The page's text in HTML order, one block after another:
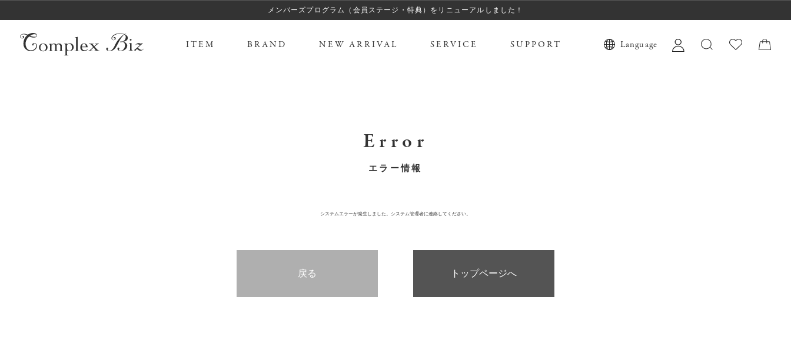
メンバーズプログラム（会員ステージ・特典）をリニューアルしました！
ITEM BRAND NEW ARRIVAL SERVICE SUPPORT Language
Error
エラー情報
システムエラーが発生しました。システム管理者に連絡してください。
戻る トップページへ